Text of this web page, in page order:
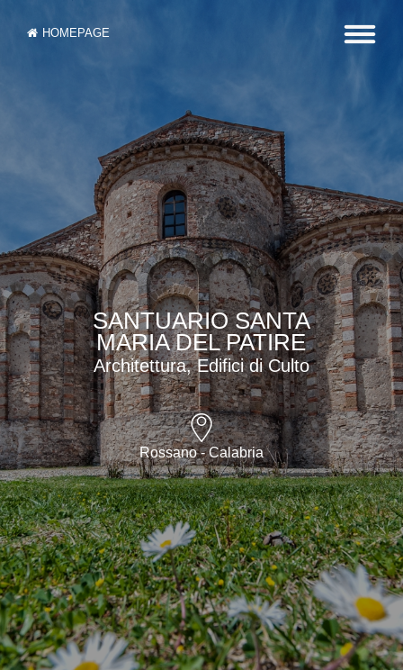
HOMEPAGE
SANTUARIO SANTA
MARIA DEL PATIRE
Architettura, Edifici di Culto
Rossano - Calabria